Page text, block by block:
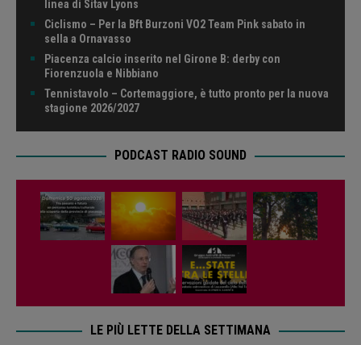
linea di Sitav Lyons
Ciclismo – Per la Bft Burzoni VO2 Team Pink sabato in
sella a Ornavasso
Piacenza calcio inserito nel Girone B: derby con
Fiorenzuola e Nibbiano
Tennistavolo – Cortemaggiore, è tutto pronto per la nuova
stagione 2026/2027
PODCAST RADIO SOUND
LE PIÙ LETTE DELLA SETTIMANA